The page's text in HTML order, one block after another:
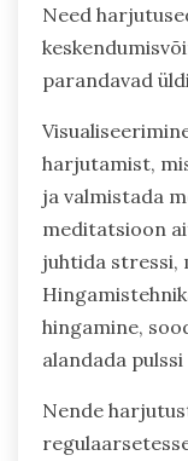
Need
parandavad
harjutamist,
ja valmistada
meditatsioon
juhtida stressi,
hingamine,
alandada
Nende